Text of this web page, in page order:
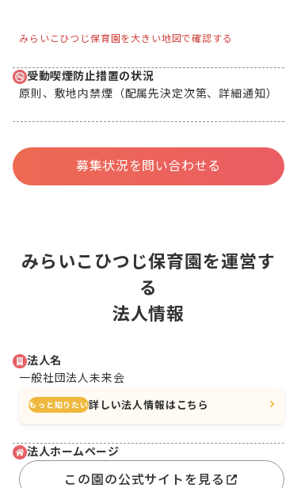
みらいこひつじ保育園を大きい地図で確認する
受動喫煙防止措置の状況
原則、敷地内禁煙（配属先決定次第、詳細通知）
募集状況を問い合わせる
みらいこひつじ保育園を運営す
る
法人情報
法人名
一般社団法人未来会
もっと知りたい詳しい法人情報はこちら
法人ホームページ
この園の公式サイトを見る